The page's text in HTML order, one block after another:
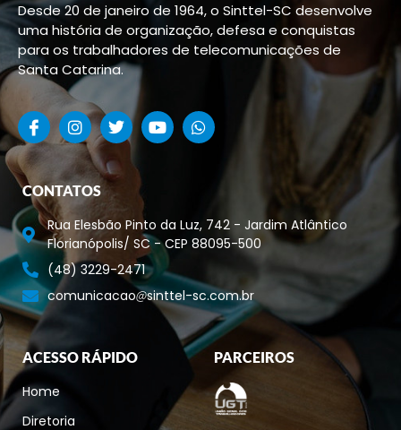
Desde 20 de janeiro de 1964, o Sinttel-SC desenvolve
uma história de organização, defesa e conquistas
para os trabalhadores de telecomunicações de
Santa Catarina.
CONTATOS
Rua Elesbão Pinto da Luz, 742 - Jardim Atlântico
Florianópolis/ SC - CEP 88095-500
(48) 3229-2471
comunicacao
sinttel-sc.com.br
ACESSO RÁPIDO
Home
Diretoria
PARCEIROS